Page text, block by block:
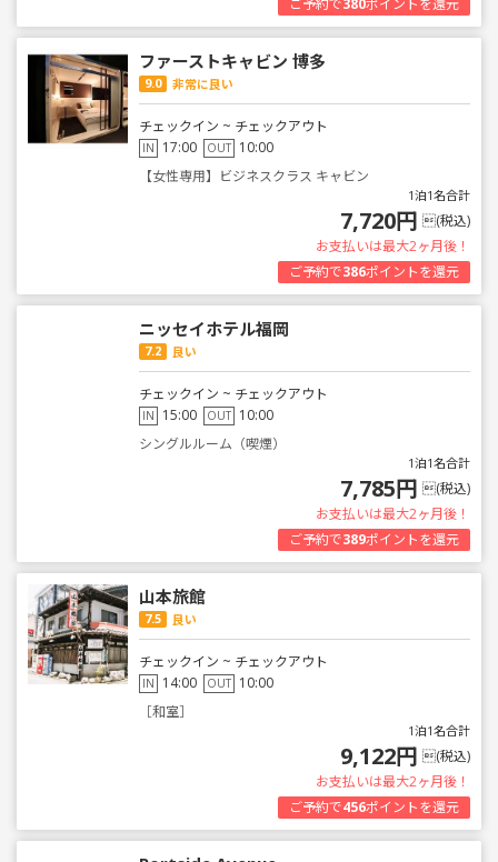
ご予約で380ポイントを還元
ファーストキャビン 博多
9.0 非常に良い
チェックイン ~ チェックアウト
IN 17:00 OUT 10:00
【女性専用】ビジネスクラス キャビン
1泊1名合計
7,720円 (税込)
お支払いは最大2ヶ月後！
ご予約で386ポイントを還元
ニッセイホテル福岡
7.2 良い
チェックイン ~ チェックアウト
IN 15:00 OUT 10:00
シングルルーム（喫煙）
1泊1名合計
7,785円 (税込)
お支払いは最大2ヶ月後！
ご予約で389ポイントを還元
山本旅館
7.5 良い
チェックイン ~ チェックアウト
IN 14:00 OUT 10:00
［和室］
1泊1名合計
9,122円 (税込)
お支払いは最大2ヶ月後！
ご予約で456ポイントを還元